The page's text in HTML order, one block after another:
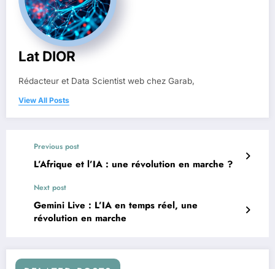
Lat DIOR
Rédacteur et Data Scientist web chez Garab,
View All Posts
Previous post
L’Afrique et l’IA : une révolution en marche ?
Next post
Gemini Live : L’IA en temps réel, une
révolution en marche